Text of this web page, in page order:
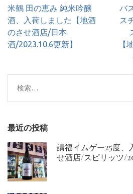
投
稿
ナ
ビ
ョ
ン
米鶴 田の恵み 純米吟醸
酒、入荷しました【地酒
のさせ酒店/日本
酒/2023.10.6更新】
バ
ス
【
検
索:
最近の投稿
請福イムゲー25度、
せ酒店/スピリッツ/